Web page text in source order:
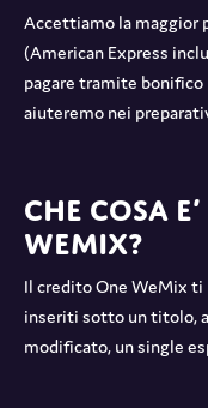
Accettiamo la maggior
(American Express
pagare tramite
aiuteremo nei
Che cosa
WeMix?
Il credito One WeMix
inseriti sotto un titolo,
modificato, un single